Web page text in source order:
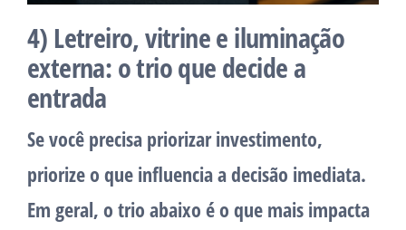
4) Letreiro, vitrine e iluminação
externa: o trio que decide a
entrada
Se você precisa priorizar investimento,
priorize o que influencia a decisão imediata.
Em geral, o trio abaixo é o que mais impacta